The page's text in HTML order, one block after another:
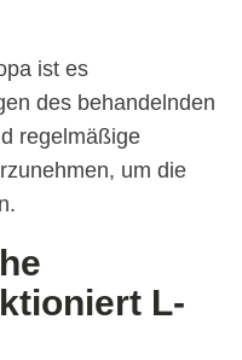
ist es
des behandelnden
regelmäßige
um die
L-